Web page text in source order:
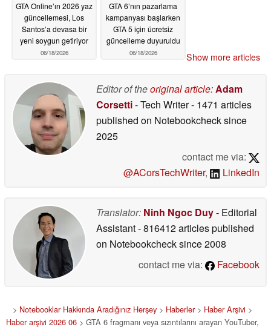
GTA Online’ın 2026 yaz
güncellemesi, Los
Santos’a devasa bir
yeni soygun getiriyor
06/18/2026
GTA 6’nın pazarlama
kampanyası başlarken
GTA 5 için ücretsiz
güncelleme duyuruldu
06/18/2026 Show more articles
Editor of theoriginal article:Adam
Corsetti- Tech Writer- 1471 articles
published on Notebookchecksince
2025
contact me via:
@ACorsTechWriter, LinkedIn
Translator: Ninh Ngoc Duy- Editorial
Assistant- 816412 articles published
on Notebookchecksince 2008
contact me via:
Facebook
> Notebooklar Hakkında Aradığınız Herşey > Haberler> Haber Arşivi >
Haber arşivi 2026 06 > GTA 6 fragmanı veya sızıntılarını arayan YouTuber,